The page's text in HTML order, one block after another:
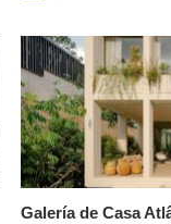
Galería de Casa